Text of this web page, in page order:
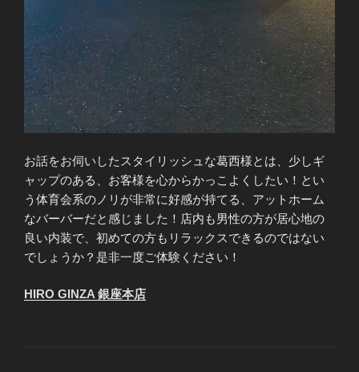
お話をお伺いしたスタイリッシュな葛西様とは、少しギ
ャップのある、お客様を心からかっこよくしたい！とい
う体育会系のノリが非常に好感が持てる、アットホーム
なバーバーだと感じました！店内も男性の方が居心地の
良い内装で、初めての方もリラックスできるのではない
でしょうか？是非一度ご体験ください！
HIRO GINZA 銀座本店